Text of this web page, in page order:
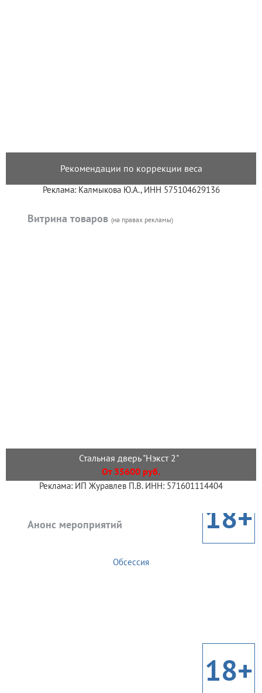
Рекомендации по коррекции веса
Реклама: Калмыкова Ю.А., ИНН 575104629136
Витрина товаров (на правах рекламы)
Стальная дверь "Нэкст 2"
От 35600 руб.
Реклама: ИП Журавлев П.В. ИНН: 571601114404
Анонс мероприятий 18+
Обсессия
18+